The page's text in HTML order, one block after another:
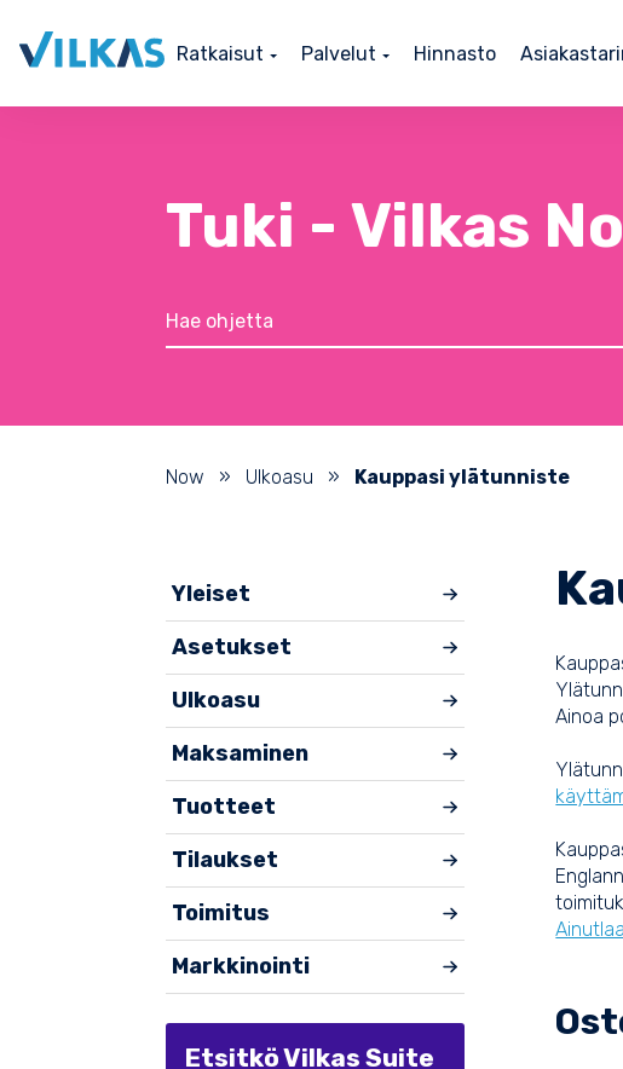
Ratkaisut Palvelut Hinnasto
Tuki - Vilkas
Now » Ulkoasu » Kauppasi ylätunniste
Yleiset
Asetukset
Ulkoasu
Maksaminen
Tuotteet
Tilaukset
Toimitus
Markkinointi
Etsitkö Vilkas Suite
Ainoa